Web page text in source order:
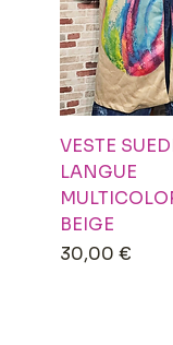
VESTE
LANGUE
BEIGE
Prix
30,00 €